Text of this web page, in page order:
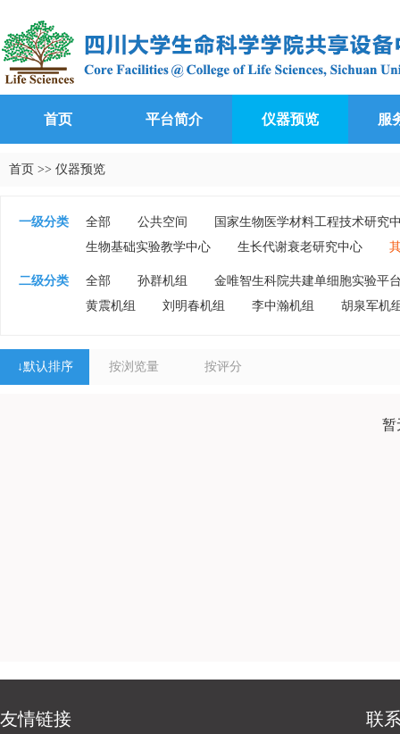
首页 平台简介 仪器预览 服
首页 >> 仪器预览
一级分类 全部 公共空间
国家生物医学材料工程技术研究
生物基础实验教学中心
生长代谢衰老研究中心
二级分类 全部 孙群机组
金唯智生科院共建单细胞实验平
黄震机组
刘明春机组 李中瀚机组 胡泉军机
↓默认排序 按浏览量 按评分
暂
友情链接 联